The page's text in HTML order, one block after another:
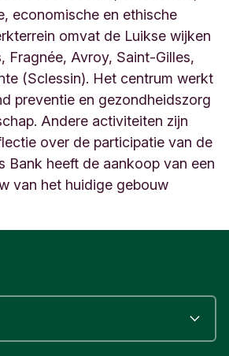
economische en ethische
omvat de Luikse wijken
Fragnée, Avroy, Saint-Gilles,
(Sclessin). Het centrum werkt
preventie en gezondheidszorg
Andere activiteiten zijn
over de participatie van de
Bank heeft de aankoop van een
van het huidige gebouw